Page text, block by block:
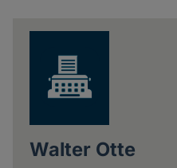
Walter Otte